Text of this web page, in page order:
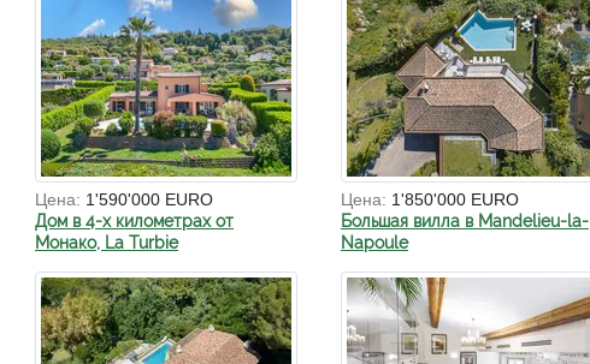
Цена: 1'590'000 EURO
Дом в 4-х километрах от
Монако, La Turbie
Цена: 1'850'000 EURO
Большая вилла в Mandelieu-la-
Napoule